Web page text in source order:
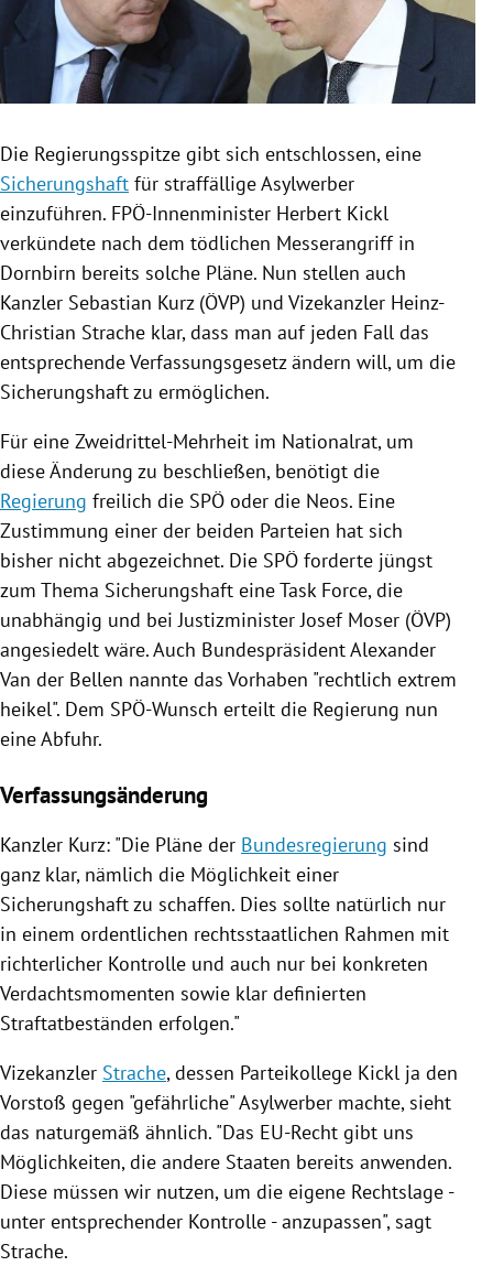
Untermenü
Untermenü
Untermenü
Die Regierungsspitze gibt sich entschlossen, eine
Sicherungshaft für straffällige Asylwerber
einzuführen. FPÖ-Innenminister Herbert Kickl
verkündete nach dem tödlichen Messerangriffin
Dornbirn bereits solche Pläne. Nun stellen auch
Kanzler Sebastian Kurz(ÖVP) und Vizekanzler Heinz-
Christian Strache klar, dass man auf jeden Fall das
entsprechende Verfassungsgesetz ändern will, um die
Sicherungshaftzu ermöglichen.
Für eine Zweidrittel-Mehrheit im Nationalrat, um
diese Änderung zu beschließen, benötigt die
Regierung freilich die SPÖ oder die Neos. Eine
Zustimmung einer der beiden Parteien hat sich
bisher nicht abgezeichnet. Die SPÖ forderte jüngst
zum Thema Sicherungshaft eine Task Force, die
unabhängig und bei JustizministerJosef Moser (ÖVP)
angesiedelt wäre. Auch BundespräsidentAlexander
Van der Bellen nannte das Vorhaben "rechtlich extrem
heikel". Dem SPÖ-Wunsch erteilt die Regierung nun
eine Abfuhr.
Verfassungsänderung
Kanzler Kurz: "Die Pläne der Bundesregierung sind
ganz klar, nämlich die Möglichkeit einer
Sicherungshaftzu schaffen. Dies sollte natürlich nur
in einem ordentlichen rechtsstaatlichen Rahmen mit
richterlicher Kontrolle und auch nur bei konkreten
Verdachtsmomenten sowie klar definierten
Straftatbeständen erfolgen."
Vizekanzler Strache, dessen Parteikollege Kickl ja den
Vorstoß gegen "gefährliche" Asylwerber machte, sieht
das naturgemäß ähnlich. "Das EU-Recht gibt uns
Möglichkeiten, die andere Staaten bereits anwenden.
Diese müssen wir nutzen, um die eigene Rechtslage -
unter entsprechender Kontrolle - anzupassen", sagt
Strache.